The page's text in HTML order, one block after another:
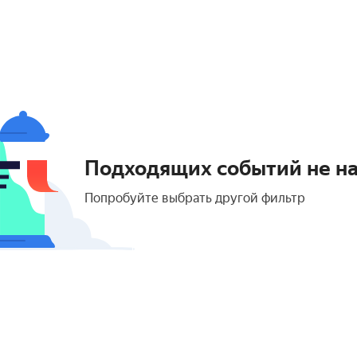
Подходящих событий не
Попробуйте выбрать другой фильтр